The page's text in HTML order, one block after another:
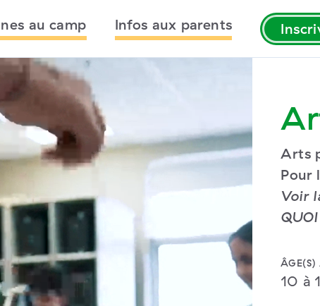
au camp Infos aux parents
Arts
Pour
Voir
ÂGE(S)
10 à